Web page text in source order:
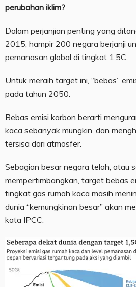
perubahan iklim?
Dalam perjanjian penting yang
2015, hampir 200 negara berjanji
pemanasan global di tingkat 1,5C.
Untuk meraih target ini, “bebas”
pada tahun 2050.
Bebas emisi karbon berarti
kaca sebanyak mungkin, dan
tersisa dari atmosfer.
Sebagian besar negara telah, atau
mempertimbangkan, target bebas
tingkat gas rumah kaca masih
dunia “kemungkinan besar” akan
kata IPCC.